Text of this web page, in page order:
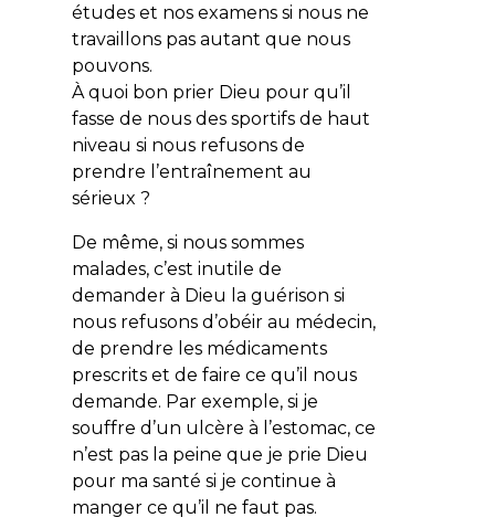
études et nos examens si nous ne
travaillons pas autant que nous
pouvons.
À quoi bon prier Dieu pour qu’il
fasse de nous des sportifs de haut
niveau si nous refusons de
prendre l’entraînement au
sérieux ?
De même, si nous sommes
malades, c’est inutile de
demander à Dieu la guérison si
nous refusons d’obéir au médecin,
de prendre les médicaments
prescrits et de faire ce qu’il nous
demande. Par exemple, si je
souffre d’un ulcère à l’estomac, ce
n’est pas la peine que je prie Dieu
pour ma santé si je continue à
manger ce qu’il ne faut pas.